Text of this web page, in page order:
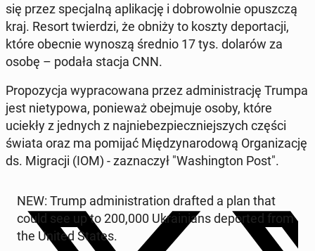
się przez spe­cjal­ną apli­ka­cję i do­bro­wol­nie opusz­czą
kraj. Resort twier­dzi, że obniży to koszty de­por­ta­cji,
które obecnie wynoszą średnio 17 tys. dolarów za
osobę – podała stacja CNN.
Pro­po­zy­cja wy­pra­co­wa­na przez ad­mi­ni­stra­cję Trumpa
jest nie­ty­po­wa, po­nie­waż obej­mu­je osoby, które
uciekły z jednych z naj­nie­bez­piecz­niej­szych części
świata oraz ma pomijać Mię­dzy­na­ro­do­wą Or­ga­ni­za­cję
ds. Mi­gra­cji (IOM) - za­zna­czył "Wa­shing­ton Post".
NEW: Trump ad­mi­ni­stra­tion drafted a plan that
could see up to 200,000 Ukra­inians de­por­ted from
the United States.